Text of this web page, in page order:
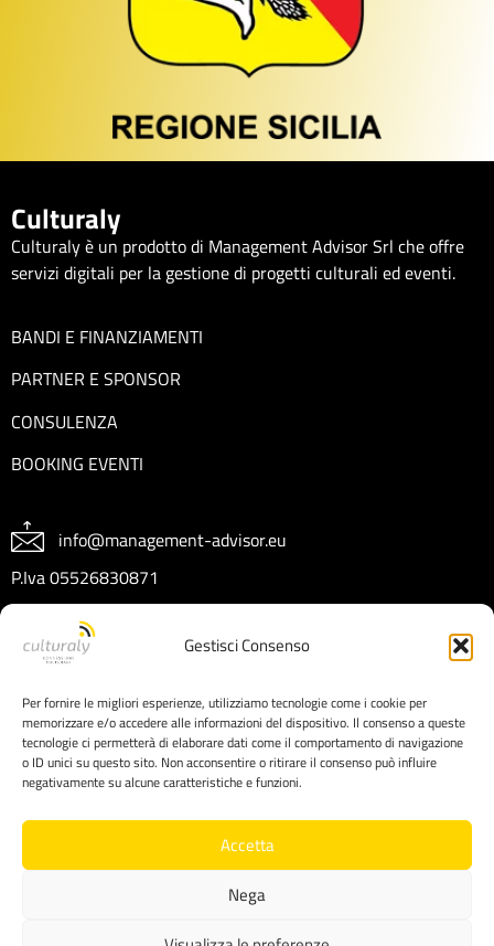
Gestisci Consenso
Per fornire le migliori esperienze, utilizziamo tecnologie come i cookie per
memorizzare e/o accedere alle informazioni del dispositivo. Il consenso a queste
tecnologie ci permetterà di elaborare dati come il comportamento di navigazione
o ID unici su questo sito. Non acconsentire o ritirare il consenso può influire
negativamente su alcune caratteristiche e funzioni.
Accetta
Nega
Culturaly
Culturaly è un prodotto di Management Advisor Srl che offre
servizi digitali per la gestione di progetti culturali ed eventi.
BANDI E FINANZIAMENTI
PARTNER E SPONSOR
CONSULENZA
BOOKING EVENTI
info@management-advisor.eu
P.Iva 05526830871
REA CT404199
Capitale sociale € 10.000 I.V.
Copyright © 2025 Management Advisor srl